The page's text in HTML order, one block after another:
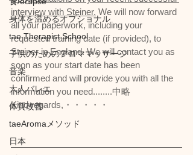
身体を温めるオプショナル
tae Therapist School
子供のためのアロママッサージ
音楽
大人バレエ
体質改善
taeAromaメソッド
日本
interview with Steiner. We will now forward
all your paperwork, including your
requested training date (if provided), to
Steiner in England. We will contact you as
soon as your start date has been
confirmed and will provide you with all the
information you need........中略
Kind regards,・・・・・